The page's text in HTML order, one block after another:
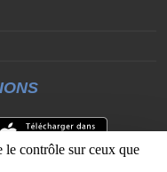
le contrôle sur ceux que